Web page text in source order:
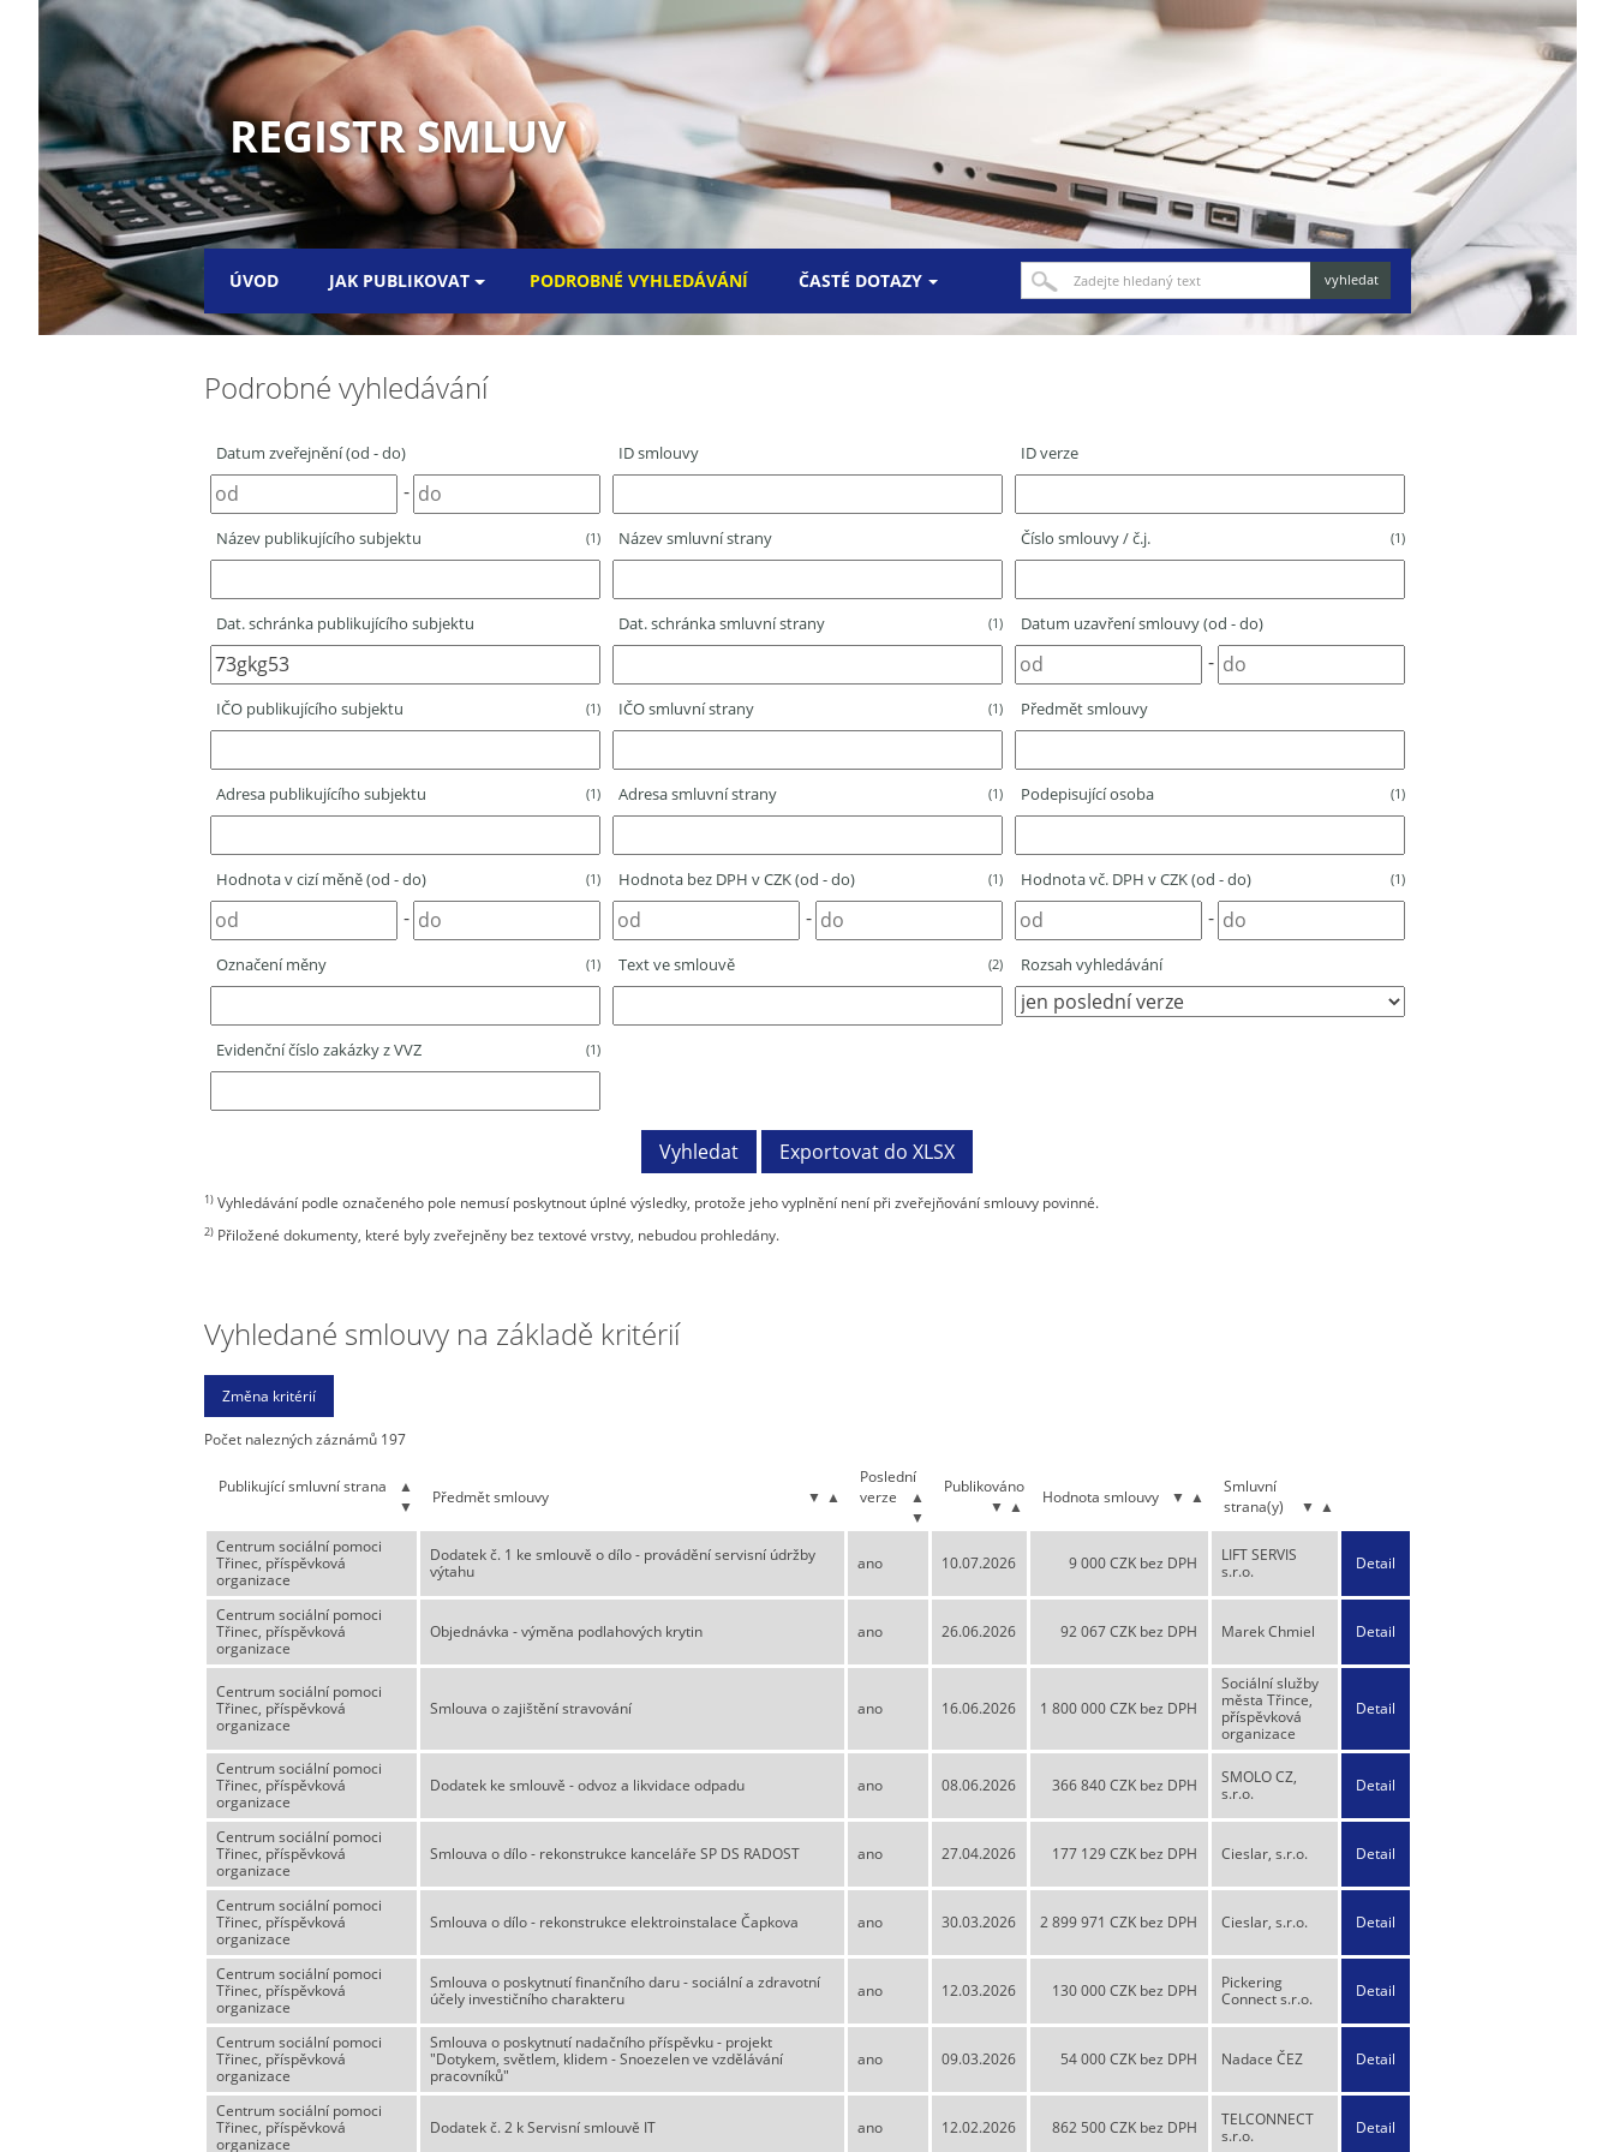
REGISTR SMLUV
ÚVOD JAK PUBLIKOVAT PODROBNÉ VYHLEDÁVÁNÍ ČASTÉ DOTAZY
Podrobné vyhledávání
Datum zveřejnění (od - do)
-
Název publikujícího subjektu (1)
Dat. schránka publikujícího subjektu
IČO publikujícího subjektu (1)
Adresa publikujícího subjektu (1)
Hodnota v cizí měně (od - do) (1)
-
Označení měny (1)
Evidenční číslo zakázky z VVZ (1)
ID smlouvy
Název smluvní strany
Dat. schránka smluvní strany (1)
IČO smluvní strany (1)
Adresa smluvní strany (1)
Hodnota bez DPH v CZK (od - do) (1)
-
Text ve smlouvě (2)
ID verze
Číslo smlouvy / č.j. (1)
Datum uzavření smlouvy (od - do)
-
Předmět smlouvy
Podepisující osoba (1)
Hodnota vč. DPH v CZK (od - do) (1)
-
Rozsah vyhledávání
1)Vyhledávání podle označeného pole nemusí poskytnout úplné výsledky, protože jeho vyplnění není při zveřejňování smlouvy povinné.
2)Přiložené dokumenty, které byly zveřejněny bez textové vrstvy, nebudou prohledány.
Vyhledané smlouvy na základě kritérií
Počet nalezných záznámů 197
Publikující smluvní strana
▲
▼
Předmět smlouvy ▲
▼
Poslední
verze
▲
▼
Publikováno
▲
▼ Hodnota smlouvy ▲
▼
Smluvní
strana(y)
▲
▼
Centrum sociální pomoci
Třinec, příspěvková
organizace
Dodatek č. 1 ke smlouvě o dílo - provádění servisní údržby
výtahu
ano 10.07.2026 9 000 CZK bez DPH
LIFT SERVIS
s.r.o.
Detail
Centrum sociální pomoci
Třinec, příspěvková
organizace
Objednávka - výměna podlahových krytin ano 26.06.2026 92 067 CZK bez DPH Marek Chmiel Detail
Centrum sociální pomoci
Třinec, příspěvková
organizace
Smlouva o zajištění stravování ano 16.06.2026 1 800 000 CZK bez DPH
Sociální služby
města Třince,
příspěvková
organizace
Detail
Centrum sociální pomoci
Třinec, příspěvková
organizace
Dodatek ke smlouvě - odvoz a likvidace odpadu ano 08.06.2026 366 840 CZK bez DPH
SMOLO CZ,
s.r.o.
Detail
Centrum sociální pomoci
Třinec, příspěvková
organizace
Smlouva o dílo - rekonstrukce kanceláře SP DS RADOST ano 27.04.2026 177 129 CZK bez DPH Cieslar, s.r.o. Detail
Centrum sociální pomoci
Třinec, příspěvková
organizace
Smlouva o dílo - rekonstrukce elektroinstalace Čapkova ano 30.03.2026 2 899 971 CZK bez DPH Cieslar, s.r.o. Detail
Centrum sociální pomoci
Třinec, příspěvková
organizace
Smlouva o poskytnutí finančního daru - sociální a zdravotní
účely investičního charakteru
ano 12.03.2026 130 000 CZK bez DPH
Pickering
Connect s.r.o.
Detail
Centrum sociální pomoci
Třinec, příspěvková
organizace
Smlouva o poskytnutí nadačního příspěvku - projekt
"Dotykem, světlem, klidem - Snoezelen ve vzdělávání
pracovníků"
ano 09.03.2026 54 000 CZK bez DPH Nadace ČEZ Detail
Centrum sociální pomoci
Třinec, příspěvková
organizace
Dodatek č. 2 k Servisní smlouvě IT ano 12.02.2026 862 500 CZK bez DPH
TELCONNECT
s.r.o.
Detail